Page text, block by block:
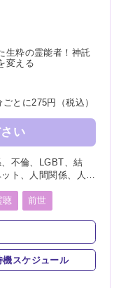
生粋の霊能者！神託
変える
とに275円（税込）
い
不倫、LGBT、結
ト、人間関係、人生
結び、縁切り
聴 前世
波動修正
機スケジュール